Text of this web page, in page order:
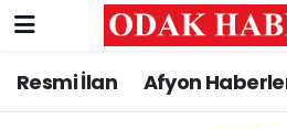
Resmi İlan Afyon
AFYONKARAHİSAR
Nöbetçi Eczaneler